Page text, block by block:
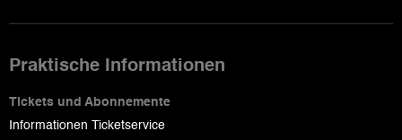
Praktische Informationen
Tickets und Abonnemente
Informationen Ticketservice